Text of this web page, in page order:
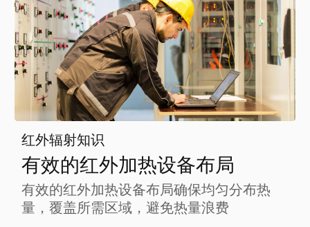
红外辐射知识
有效的红外加热设备布局
有效的红外加热设备布局确保均匀分布热
量，覆盖所需区域，避免热量浪费